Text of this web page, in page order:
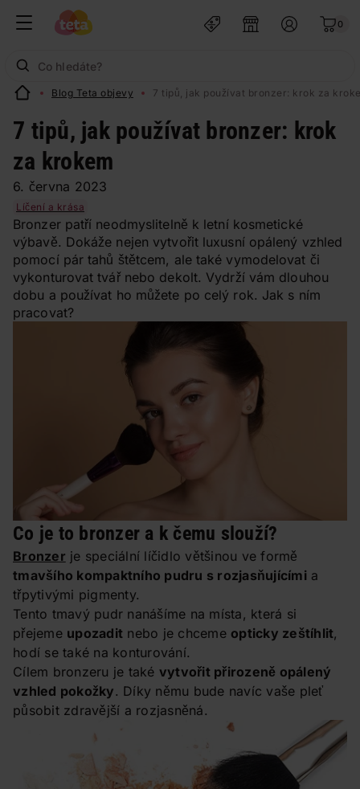
0
Blog Teta objevy 7 tipů, jak používat bronzer: krok za
7 tipů, jak používat bronzer: krok
za krokem
6. června 2023
Líčení a krása
Bronzer patří neodmyslitelně k letní kosmetické
výbavě. Dokáže nejen vytvořit luxusní opálený vzhled
pomocí pár tahů štětcem, ale také vymodelovat či
vykonturovat tvář nebo dekolt. Vydrží vám dlouhou
dobu a používat ho můžete po celý rok. Jak s ním
pracovat?
Co je to bronzer a k čemu slouží?
Bronzer je speciální líčidlo většinou ve formě
tmavšího kompaktního pudru s rozjasňujícími a
třpytivými pigmenty.
Tento tmavý pudr nanášíme na místa, která si
přejeme upozadit nebo je chceme opticky zeštíhlit,
hodí se také na konturování.
Cílem bronzeru je také vytvořit přirozeně opálený
vzhled pokožky. Díky němu bude navíc vaše pleť
působit zdravější a rozjasněná.